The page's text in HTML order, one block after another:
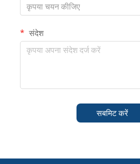
कृपया चयन कीजिए
संदेश
सबमिट करें